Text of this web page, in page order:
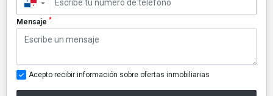
▼
Mensaje *
Acepto recibir información sobre ofertas inmobiliarias